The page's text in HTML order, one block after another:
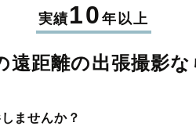
実績10年以上
遠距離の出張撮影な
ませんか？